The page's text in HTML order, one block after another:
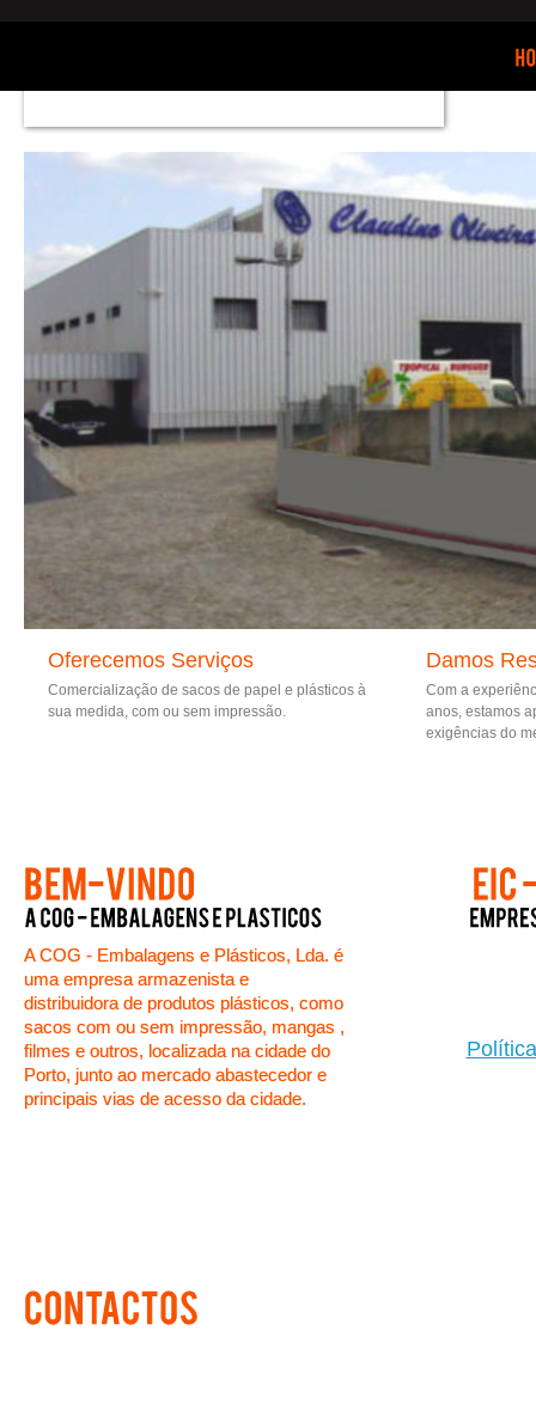
Oferecemos Serviços
Comercialização de sacos de papel e plásticos à
sua medida, com ou sem impressão.
Damos
Com a
anos, estamos
exigências do
A COG - Embalagens e Plásticos, Lda. é
uma empresa armazenista e
distribuidora de produtos plásticos, como
sacos com ou sem impressão, mangas ,
filmes e outros, localizada na cidade do
Porto, junto ao mercado abastecedor e
principais vias de acesso da cidade.